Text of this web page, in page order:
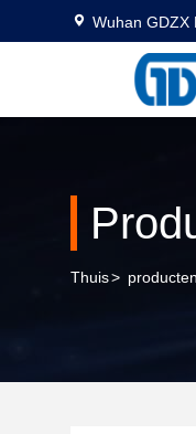
Wuhan GDZX
Thuis> producten